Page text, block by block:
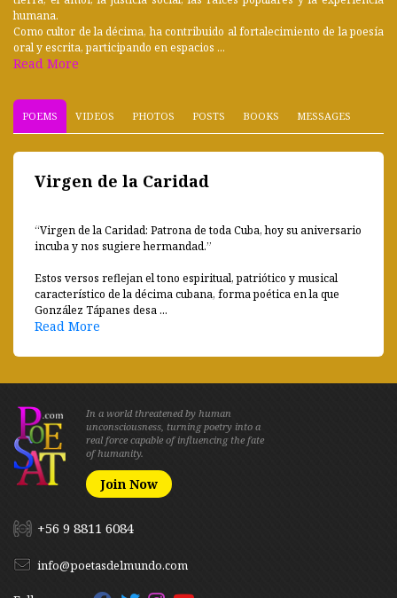
humana.
Como cultor de la décima, ha contribuido al fortalecimiento de la poesía
oral y escrita, participando en espacios ...
Read More
POEMS VIDEOS PHOTOS POSTS BOOKS MESSAGES
Virgen de la Caridad
“Virgen de la Caridad: Patrona de toda Cuba, hoy su aniversario
incuba y nos sugiere hermandad.”
Estos versos reflejan el tono espiritual, patriótico y musical
característico de la décima cubana, forma poética en la que
González Tápanes desa ...
Read More
In a world threatened by human
unconsciousness, turning poetry into a
real force capable of influencing the fate
of humanity.
Join Now
+56 9 8811 6084
info@poetasdelmundo.com